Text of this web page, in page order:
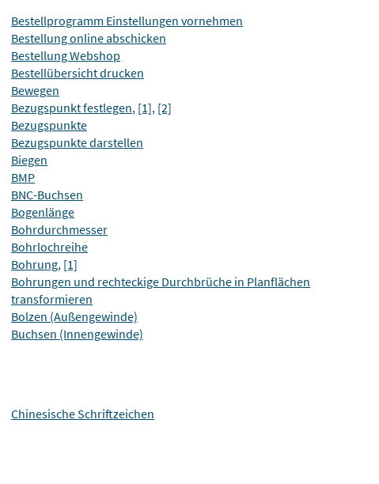
Bestellprogramm Einstellungen vornehmen
Bestellung online abschicken
Bestellung Webshop
Bestellübersicht drucken
Bewegen
Bezugspunkt festlegen, [1], [2]
Bezugspunkte
Bezugspunkte darstellen
Biegen
BMP
BNC-Buchsen
Bogenlänge
Bohrdurchmesser
Bohrlochreihe
Bohrung, [1]
Bohrungen und rechteckige Durchbrüche in Planflächen
transformieren
Bolzen (Außengewinde)
Buchsen (Innengewinde)
Chinesische Schriftzeichen